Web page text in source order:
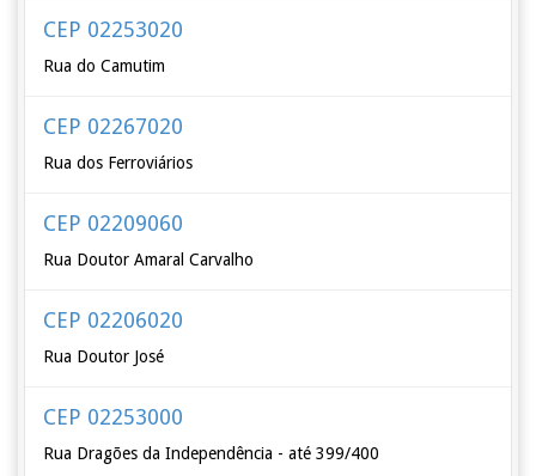
CEP 02253020
Rua do Camutim
CEP 02267020
Rua dos Ferroviários
CEP 02209060
Rua Doutor Amaral Carvalho
CEP 02206020
Rua Doutor José
CEP 02253000
Rua Dragões da Independência - até 399/400